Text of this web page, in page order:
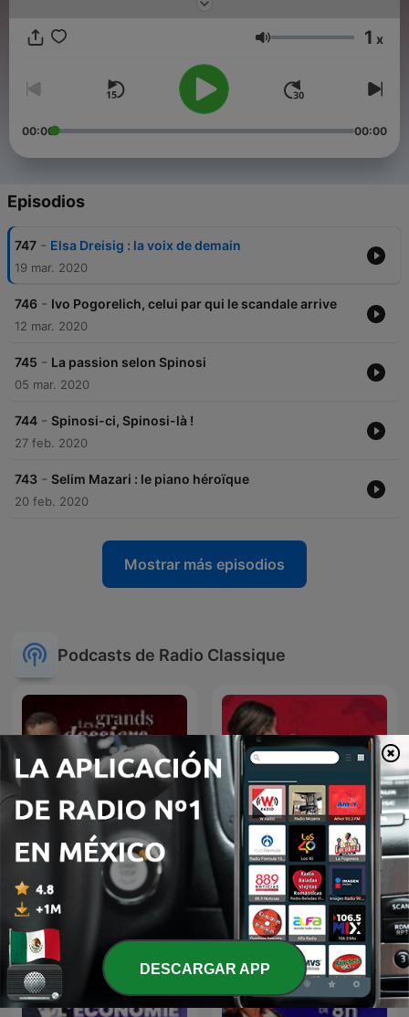
Volumen 1 x
00:00 00:00
Episodios
747 - Elsa Dreisig : la voix de demain
19 mar. 2020
746 - Ivo Pogorelich, celui par qui le scandale arrive
12 mar. 2020
745 - La passion selon Spinosi
05 mar. 2020
744 - Spinosi-ci, Spinosi-là !
27 feb. 2020
743 - Selim Mazari : le piano héroïque
20 feb. 2020
Mostrar más episodios
Podcasts de Radio Classique
Les grands dossiers de
l'Histoire par Franck
Ferrand
Des histoires en musique
d'Elodie Fondacci
DESCARGAR APP